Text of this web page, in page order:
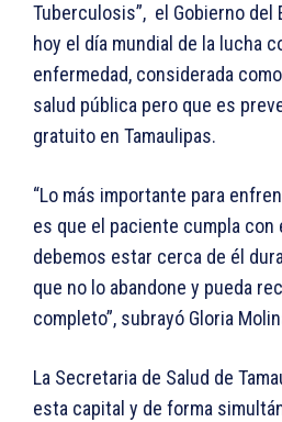
Tuberculosis”, el Gobierno del
hoy el día mundial de la lucha
enfermedad, considerada
salud pública pero que es
gratuito en Tamaulipas.
“Lo más importante para
es que el paciente cumpla con
debemos estar cerca de él
que no lo abandone y pueda
completo”, subrayó Gloria
La Secretaria de Salud de
esta capital y de forma